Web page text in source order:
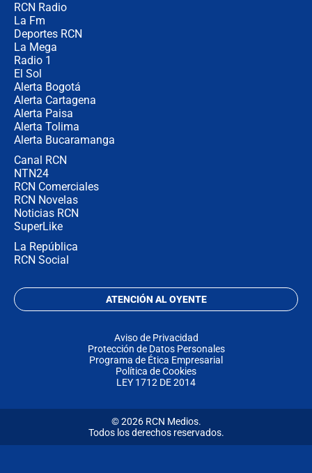
RCN Radio
La Fm
Deportes RCN
La Mega
Radio 1
El Sol
Alerta Bogotá
Alerta Cartagena
Alerta Paisa
Alerta Tolima
Alerta Bucaramanga
Canal RCN
NTN24
RCN Comerciales
RCN Novelas
Noticias RCN
SuperLike
La República
RCN Social
ATENCIÓN AL OYENTE
Aviso de Privacidad
Protección de Datos Personales
Programa de Ética Empresarial
Política de Cookies
LEY 1712 DE 2014
© 2026 RCN Medios.
Todos los derechos reservados.